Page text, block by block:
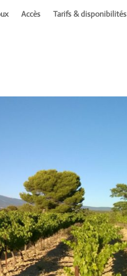
Accès Tarifs & disponibilités